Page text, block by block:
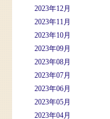
2023年12月
2023年11月
2023年10月
2023年09月
2023年08月
2023年07月
2023年06月
2023年05月
2023年04月